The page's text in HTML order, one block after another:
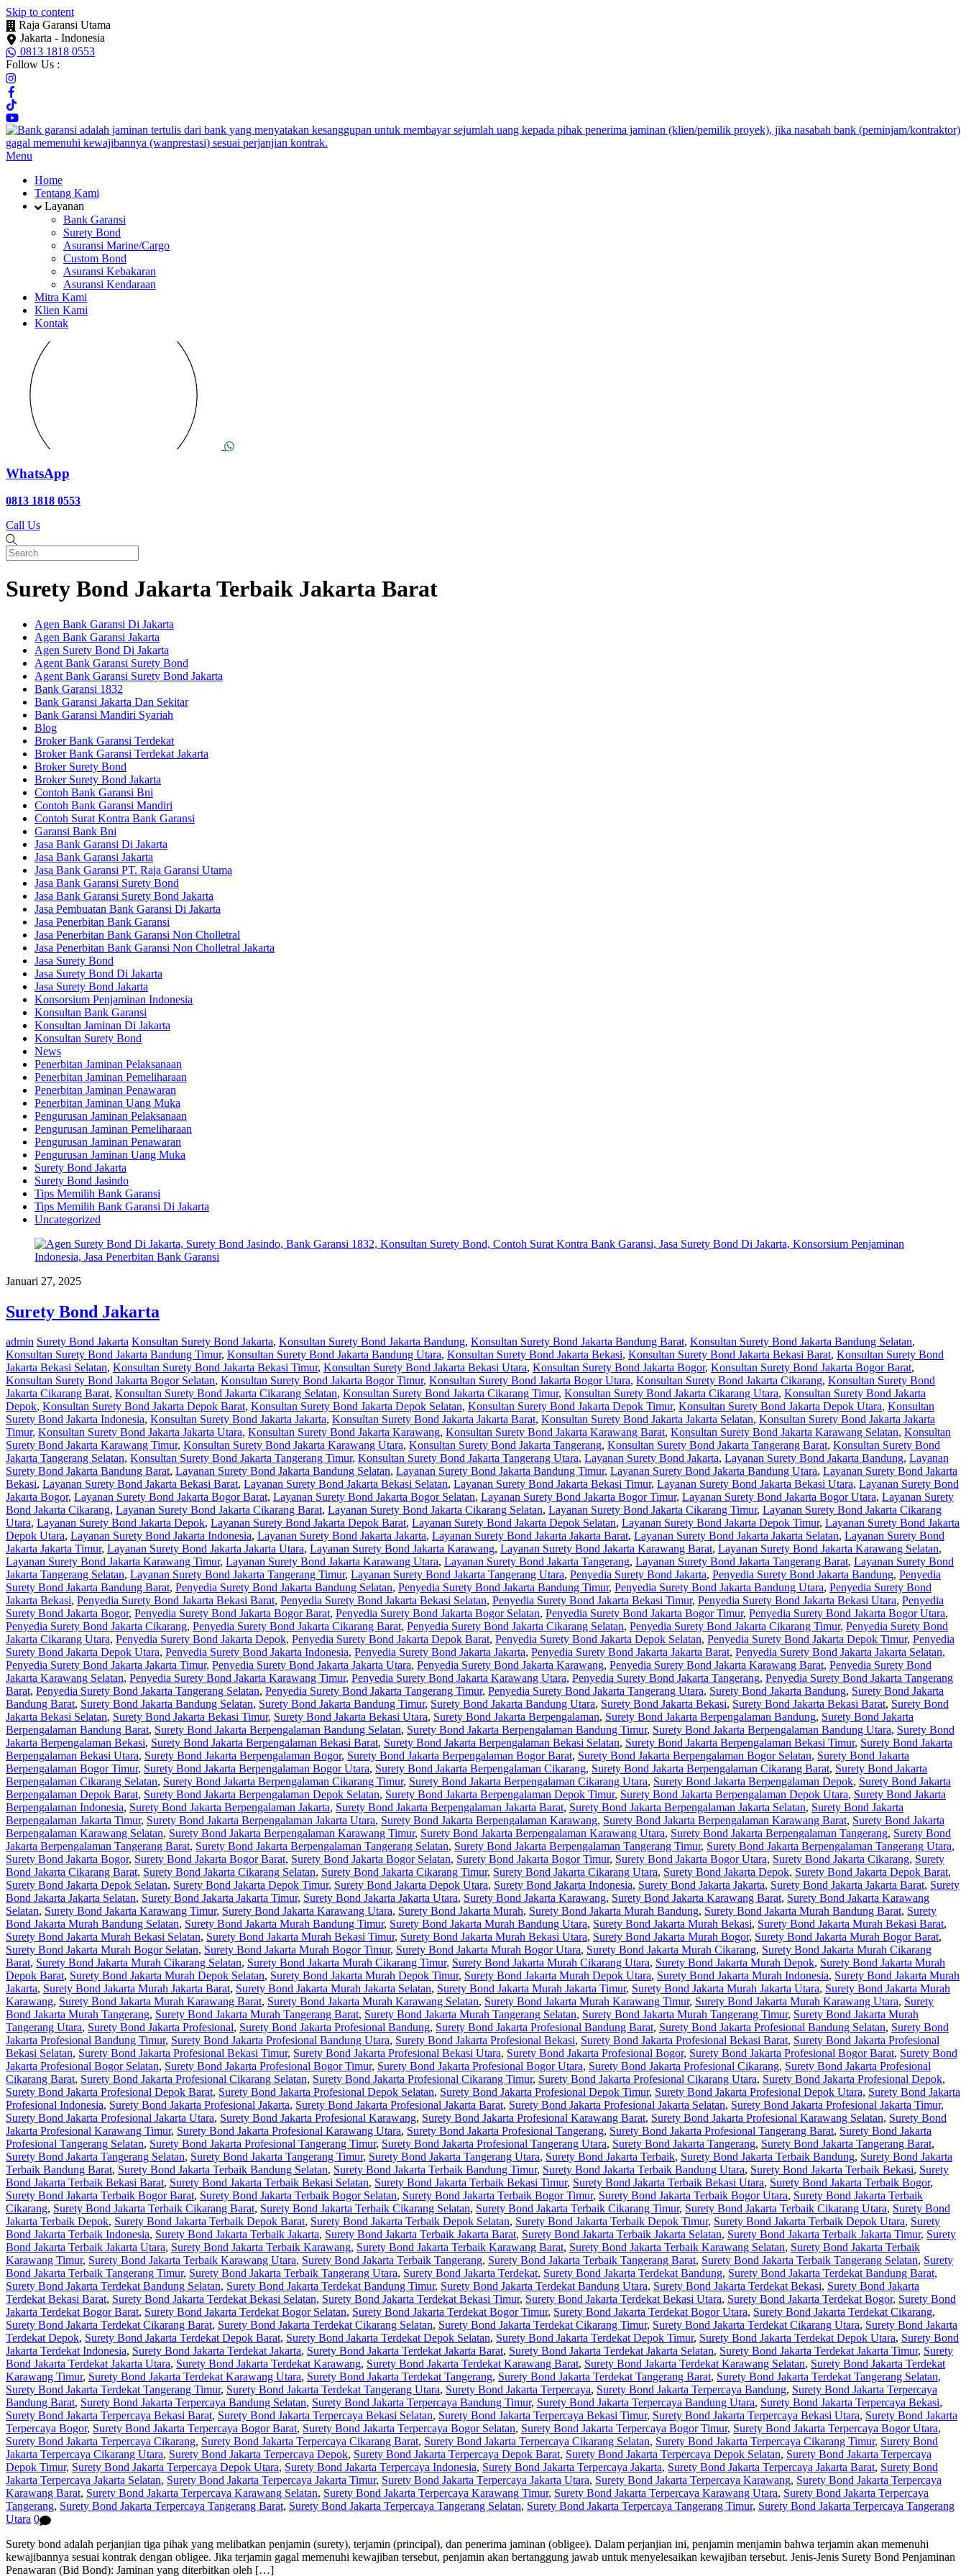
Skip to content
Raja Garansi Utama
Jakarta - Indonesia
0813 1818 0553
Follow Us :
Menu
Home
Tentang Kami
Layanan
Bank Garansi
Surety Bond
Asuransi Marine/Cargo
Custom Bond
Asuransi Kebakaran
Asuransi Kendaraan
Mitra Kami
Klien Kami
Kontak
WhatsApp
0813 1818 0553
Call Us
Surety Bond Jakarta Terbaik Jakarta Barat
Agen Bank Garansi Di Jakarta
Agen Bank Garansi Jakarta
Agen Surety Bond Di Jakarta
Agent Bank Garansi Surety Bond
Agent Bank Garansi Surety Bond Jakarta
Bank Garansi 1832
Bank Garansi Jakarta Dan Sekitar
Bank Garansi Mandiri Syariah
Blog
Broker Bank Garansi Terdekat
Broker Bank Garansi Terdekat Jakarta
Broker Surety Bond
Broker Surety Bond Jakarta
Contoh Bank Garansi Bni
Contoh Bank Garansi Mandiri
Contoh Surat Kontra Bank Garansi
Garansi Bank Bni
Jasa Bank Garansi Di Jakarta
Jasa Bank Garansi Jakarta
Jasa Bank Garansi PT. Raja Garansi Utama
Jasa Bank Garansi Surety Bond
Jasa Bank Garansi Surety Bond Jakarta
Jasa Pembuatan Bank Garansi Di Jakarta
Jasa Penerbitan Bank Garansi
Jasa Penerbitan Bank Garansi Non Cholletral
Jasa Penerbitan Bank Garansi Non Cholletral Jakarta
Jasa Surety Bond
Jasa Surety Bond Di Jakarta
Jasa Surety Bond Jakarta
Konsorsium Penjaminan Indonesia
Konsultan Bank Garansi
Konsultan Jaminan Di Jakarta
Konsultan Surety Bond
News
Penerbitan Jaminan Pelaksanaan
Penerbitan Jaminan Pemeliharaan
Penerbitan Jaminan Penawaran
Penerbitan Jaminan Uang Muka
Pengurusan Jaminan Pelaksanaan
Pengurusan Jaminan Pemeliharaan
Pengurusan Jaminan Penawaran
Pengurusan Jaminan Uang Muka
Surety Bond Jakarta
Surety Bond Jasindo
Tips Memilih Bank Garansi
Tips Memilih Bank Garansi Di Jakarta
Uncategorized
Januari 27, 2025
Surety Bond Jakarta
admin Surety Bond Jakarta Konsultan Surety Bond Jakarta, Konsultan Surety Bond Jakarta Bandung, Konsultan Surety Bond Jakarta Bandung Barat, Konsultan Surety Bond Jakarta Bandung Selatan,
Konsultan Surety Bond Jakarta Bandung Timur, Konsultan Surety Bond Jakarta Bandung Utara, Konsultan Surety Bond Jakarta Bekasi, Konsultan Surety Bond Jakarta Bekasi Barat, Konsultan Surety Bond
Jakarta Bekasi Selatan, Konsultan Surety Bond Jakarta Bekasi Timur, Konsultan Surety Bond Jakarta Bekasi Utara, Konsultan Surety Bond Jakarta Bogor, Konsultan Surety Bond Jakarta Bogor Barat,
Konsultan Surety Bond Jakarta Bogor Selatan, Konsultan Surety Bond Jakarta Bogor Timur, Konsultan Surety Bond Jakarta Bogor Utara, Konsultan Surety Bond Jakarta Cikarang, Konsultan Surety Bond
Jakarta Cikarang Barat, Konsultan Surety Bond Jakarta Cikarang Selatan, Konsultan Surety Bond Jakarta Cikarang Timur, Konsultan Surety Bond Jakarta Cikarang Utara, Konsultan Surety Bond Jakarta
Depok, Konsultan Surety Bond Jakarta Depok Barat, Konsultan Surety Bond Jakarta Depok Selatan, Konsultan Surety Bond Jakarta Depok Timur, Konsultan Surety Bond Jakarta Depok Utara, Konsultan
Surety Bond Jakarta Indonesia, Konsultan Surety Bond Jakarta Jakarta, Konsultan Surety Bond Jakarta Jakarta Barat, Konsultan Surety Bond Jakarta Jakarta Selatan, Konsultan Surety Bond Jakarta Jakarta
Timur, Konsultan Surety Bond Jakarta Jakarta Utara, Konsultan Surety Bond Jakarta Karawang, Konsultan Surety Bond Jakarta Karawang Barat, Konsultan Surety Bond Jakarta Karawang Selatan, Konsultan
Surety Bond Jakarta Karawang Timur, Konsultan Surety Bond Jakarta Karawang Utara, Konsultan Surety Bond Jakarta Tangerang, Konsultan Surety Bond Jakarta Tangerang Barat, Konsultan Surety Bond
Jakarta Tangerang Selatan, Konsultan Surety Bond Jakarta Tangerang Timur, Konsultan Surety Bond Jakarta Tangerang Utara, Layanan Surety Bond Jakarta, Layanan Surety Bond Jakarta Bandung, Layanan
Surety Bond Jakarta Bandung Barat, Layanan Surety Bond Jakarta Bandung Selatan, Layanan Surety Bond Jakarta Bandung Timur, Layanan Surety Bond Jakarta Bandung Utara, Layanan Surety Bond Jakarta
Bekasi, Layanan Surety Bond Jakarta Bekasi Barat, Layanan Surety Bond Jakarta Bekasi Selatan, Layanan Surety Bond Jakarta Bekasi Timur, Layanan Surety Bond Jakarta Bekasi Utara, Layanan Surety Bond
Jakarta Bogor, Layanan Surety Bond Jakarta Bogor Barat, Layanan Surety Bond Jakarta Bogor Selatan, Layanan Surety Bond Jakarta Bogor Timur, Layanan Surety Bond Jakarta Bogor Utara, Layanan Surety
Bond Jakarta Cikarang, Layanan Surety Bond Jakarta Cikarang Barat, Layanan Surety Bond Jakarta Cikarang Selatan, Layanan Surety Bond Jakarta Cikarang Timur, Layanan Surety Bond Jakarta Cikarang
Utara, Layanan Surety Bond Jakarta Depok, Layanan Surety Bond Jakarta Depok Barat, Layanan Surety Bond Jakarta Depok Selatan, Layanan Surety Bond Jakarta Depok Timur, Layanan Surety Bond Jakarta
Depok Utara, Layanan Surety Bond Jakarta Indonesia, Layanan Surety Bond Jakarta Jakarta, Layanan Surety Bond Jakarta Jakarta Barat, Layanan Surety Bond Jakarta Jakarta Selatan, Layanan Surety Bond
Jakarta Jakarta Timur, Layanan Surety Bond Jakarta Jakarta Utara, Layanan Surety Bond Jakarta Karawang, Layanan Surety Bond Jakarta Karawang Barat, Layanan Surety Bond Jakarta Karawang Selatan,
Layanan Surety Bond Jakarta Karawang Timur, Layanan Surety Bond Jakarta Karawang Utara, Layanan Surety Bond Jakarta Tangerang, Layanan Surety Bond Jakarta Tangerang Barat, Layanan Surety Bond
Jakarta Tangerang Selatan, Layanan Surety Bond Jakarta Tangerang Timur, Layanan Surety Bond Jakarta Tangerang Utara, Penyedia Surety Bond Jakarta, Penyedia Surety Bond Jakarta Bandung, Penyedia
Surety Bond Jakarta Bandung Barat, Penyedia Surety Bond Jakarta Bandung Selatan, Penyedia Surety Bond Jakarta Bandung Timur, Penyedia Surety Bond Jakarta Bandung Utara, Penyedia Surety Bond
Jakarta Bekasi, Penyedia Surety Bond Jakarta Bekasi Barat, Penyedia Surety Bond Jakarta Bekasi Selatan, Penyedia Surety Bond Jakarta Bekasi Timur, Penyedia Surety Bond Jakarta Bekasi Utara, Penyedia
Surety Bond Jakarta Bogor, Penyedia Surety Bond Jakarta Bogor Barat, Penyedia Surety Bond Jakarta Bogor Selatan, Penyedia Surety Bond Jakarta Bogor Timur, Penyedia Surety Bond Jakarta Bogor Utara,
Penyedia Surety Bond Jakarta Cikarang, Penyedia Surety Bond Jakarta Cikarang Barat, Penyedia Surety Bond Jakarta Cikarang Selatan, Penyedia Surety Bond Jakarta Cikarang Timur, Penyedia Surety Bond
Jakarta Cikarang Utara, Penyedia Surety Bond Jakarta Depok, Penyedia Surety Bond Jakarta Depok Barat, Penyedia Surety Bond Jakarta Depok Selatan, Penyedia Surety Bond Jakarta Depok Timur, Penyedia
Surety Bond Jakarta Depok Utara, Penyedia Surety Bond Jakarta Indonesia, Penyedia Surety Bond Jakarta Jakarta, Penyedia Surety Bond Jakarta Jakarta Barat, Penyedia Surety Bond Jakarta Jakarta Selatan,
Penyedia Surety Bond Jakarta Jakarta Timur, Penyedia Surety Bond Jakarta Jakarta Utara, Penyedia Surety Bond Jakarta Karawang, Penyedia Surety Bond Jakarta Karawang Barat, Penyedia Surety Bond
Jakarta Karawang Selatan, Penyedia Surety Bond Jakarta Karawang Timur, Penyedia Surety Bond Jakarta Karawang Utara, Penyedia Surety Bond Jakarta Tangerang, Penyedia Surety Bond Jakarta Tangerang
Barat, Penyedia Surety Bond Jakarta Tangerang Selatan, Penyedia Surety Bond Jakarta Tangerang Timur, Penyedia Surety Bond Jakarta Tangerang Utara, Surety Bond Jakarta Bandung, Surety Bond Jakarta
Bandung Barat, Surety Bond Jakarta Bandung Selatan, Surety Bond Jakarta Bandung Timur, Surety Bond Jakarta Bandung Utara, Surety Bond Jakarta Bekasi, Surety Bond Jakarta Bekasi Barat, Surety Bond
Jakarta Bekasi Selatan, Surety Bond Jakarta Bekasi Timur, Surety Bond Jakarta Bekasi Utara, Surety Bond Jakarta Berpengalaman, Surety Bond Jakarta Berpengalaman Bandung, Surety Bond Jakarta
Berpengalaman Bandung Barat, Surety Bond Jakarta Berpengalaman Bandung Selatan, Surety Bond Jakarta Berpengalaman Bandung Timur, Surety Bond Jakarta Berpengalaman Bandung Utara, Surety Bond
Jakarta Berpengalaman Bekasi, Surety Bond Jakarta Berpengalaman Bekasi Barat, Surety Bond Jakarta Berpengalaman Bekasi Selatan, Surety Bond Jakarta Berpengalaman Bekasi Timur, Surety Bond Jakarta
Berpengalaman Bekasi Utara, Surety Bond Jakarta Berpengalaman Bogor, Surety Bond Jakarta Berpengalaman Bogor Barat, Surety Bond Jakarta Berpengalaman Bogor Selatan, Surety Bond Jakarta
Berpengalaman Bogor Timur, Surety Bond Jakarta Berpengalaman Bogor Utara, Surety Bond Jakarta Berpengalaman Cikarang, Surety Bond Jakarta Berpengalaman Cikarang Barat, Surety Bond Jakarta
Berpengalaman Cikarang Selatan, Surety Bond Jakarta Berpengalaman Cikarang Timur, Surety Bond Jakarta Berpengalaman Cikarang Utara, Surety Bond Jakarta Berpengalaman Depok, Surety Bond Jakarta
Berpengalaman Depok Barat, Surety Bond Jakarta Berpengalaman Depok Selatan, Surety Bond Jakarta Berpengalaman Depok Timur, Surety Bond Jakarta Berpengalaman Depok Utara, Surety Bond Jakarta
Berpengalaman Indonesia, Surety Bond Jakarta Berpengalaman Jakarta, Surety Bond Jakarta Berpengalaman Jakarta Barat, Surety Bond Jakarta Berpengalaman Jakarta Selatan, Surety Bond Jakarta
Berpengalaman Jakarta Timur, Surety Bond Jakarta Berpengalaman Jakarta Utara, Surety Bond Jakarta Berpengalaman Karawang, Surety Bond Jakarta Berpengalaman Karawang Barat, Surety Bond Jakarta
Berpengalaman Karawang Selatan, Surety Bond Jakarta Berpengalaman Karawang Timur, Surety Bond Jakarta Berpengalaman Karawang Utara, Surety Bond Jakarta Berpengalaman Tangerang, Surety Bond
Jakarta Berpengalaman Tangerang Barat, Surety Bond Jakarta Berpengalaman Tangerang Selatan, Surety Bond Jakarta Berpengalaman Tangerang Timur, Surety Bond Jakarta Berpengalaman Tangerang Utara,
Surety Bond Jakarta Bogor, Surety Bond Jakarta Bogor Barat, Surety Bond Jakarta Bogor Selatan, Surety Bond Jakarta Bogor Timur, Surety Bond Jakarta Bogor Utara, Surety Bond Jakarta Cikarang, Surety
Bond Jakarta Cikarang Barat, Surety Bond Jakarta Cikarang Selatan, Surety Bond Jakarta Cikarang Timur, Surety Bond Jakarta Cikarang Utara, Surety Bond Jakarta Depok, Surety Bond Jakarta Depok Barat,
Surety Bond Jakarta Depok Selatan, Surety Bond Jakarta Depok Timur, Surety Bond Jakarta Depok Utara, Surety Bond Jakarta Indonesia, Surety Bond Jakarta Jakarta, Surety Bond Jakarta Jakarta Barat, Surety
Bond Jakarta Jakarta Selatan, Surety Bond Jakarta Jakarta Timur, Surety Bond Jakarta Jakarta Utara, Surety Bond Jakarta Karawang, Surety Bond Jakarta Karawang Barat, Surety Bond Jakarta Karawang
Selatan, Surety Bond Jakarta Karawang Timur, Surety Bond Jakarta Karawang Utara, Surety Bond Jakarta Murah, Surety Bond Jakarta Murah Bandung, Surety Bond Jakarta Murah Bandung Barat, Surety
Bond Jakarta Murah Bandung Selatan, Surety Bond Jakarta Murah Bandung Timur, Surety Bond Jakarta Murah Bandung Utara, Surety Bond Jakarta Murah Bekasi, Surety Bond Jakarta Murah Bekasi Barat,
Surety Bond Jakarta Murah Bekasi Selatan, Surety Bond Jakarta Murah Bekasi Timur, Surety Bond Jakarta Murah Bekasi Utara, Surety Bond Jakarta Murah Bogor, Surety Bond Jakarta Murah Bogor Barat,
Surety Bond Jakarta Murah Bogor Selatan, Surety Bond Jakarta Murah Bogor Timur, Surety Bond Jakarta Murah Bogor Utara, Surety Bond Jakarta Murah Cikarang, Surety Bond Jakarta Murah Cikarang
Barat, Surety Bond Jakarta Murah Cikarang Selatan, Surety Bond Jakarta Murah Cikarang Timur, Surety Bond Jakarta Murah Cikarang Utara, Surety Bond Jakarta Murah Depok, Surety Bond Jakarta Murah
Depok Barat, Surety Bond Jakarta Murah Depok Selatan, Surety Bond Jakarta Murah Depok Timur, Surety Bond Jakarta Murah Depok Utara, Surety Bond Jakarta Murah Indonesia, Surety Bond Jakarta Murah
Jakarta, Surety Bond Jakarta Murah Jakarta Barat, Surety Bond Jakarta Murah Jakarta Selatan, Surety Bond Jakarta Murah Jakarta Timur, Surety Bond Jakarta Murah Jakarta Utara, Surety Bond Jakarta Murah
Karawang, Surety Bond Jakarta Murah Karawang Barat, Surety Bond Jakarta Murah Karawang Selatan, Surety Bond Jakarta Murah Karawang Timur, Surety Bond Jakarta Murah Karawang Utara, Surety
Bond Jakarta Murah Tangerang, Surety Bond Jakarta Murah Tangerang Barat, Surety Bond Jakarta Murah Tangerang Selatan, Surety Bond Jakarta Murah Tangerang Timur, Surety Bond Jakarta Murah
Tangerang Utara, Surety Bond Jakarta Profesional, Surety Bond Jakarta Profesional Bandung, Surety Bond Jakarta Profesional Bandung Barat, Surety Bond Jakarta Profesional Bandung Selatan, Surety Bond
Jakarta Profesional Bandung Timur, Surety Bond Jakarta Profesional Bandung Utara, Surety Bond Jakarta Profesional Bekasi, Surety Bond Jakarta Profesional Bekasi Barat, Surety Bond Jakarta Profesional
Bekasi Selatan, Surety Bond Jakarta Profesional Bekasi Timur, Surety Bond Jakarta Profesional Bekasi Utara, Surety Bond Jakarta Profesional Bogor, Surety Bond Jakarta Profesional Bogor Barat, Surety Bond
Jakarta Profesional Bogor Selatan, Surety Bond Jakarta Profesional Bogor Timur, Surety Bond Jakarta Profesional Bogor Utara, Surety Bond Jakarta Profesional Cikarang, Surety Bond Jakarta Profesional
Cikarang Barat, Surety Bond Jakarta Profesional Cikarang Selatan, Surety Bond Jakarta Profesional Cikarang Timur, Surety Bond Jakarta Profesional Cikarang Utara, Surety Bond Jakarta Profesional Depok,
Surety Bond Jakarta Profesional Depok Barat, Surety Bond Jakarta Profesional Depok Selatan, Surety Bond Jakarta Profesional Depok Timur, Surety Bond Jakarta Profesional Depok Utara, Surety Bond Jakarta
Profesional Indonesia, Surety Bond Jakarta Profesional Jakarta, Surety Bond Jakarta Profesional Jakarta Barat, Surety Bond Jakarta Profesional Jakarta Selatan, Surety Bond Jakarta Profesional Jakarta Timur,
Surety Bond Jakarta Profesional Jakarta Utara, Surety Bond Jakarta Profesional Karawang, Surety Bond Jakarta Profesional Karawang Barat, Surety Bond Jakarta Profesional Karawang Selatan, Surety Bond
Jakarta Profesional Karawang Timur, Surety Bond Jakarta Profesional Karawang Utara, Surety Bond Jakarta Profesional Tangerang, Surety Bond Jakarta Profesional Tangerang Barat, Surety Bond Jakarta
Profesional Tangerang Selatan, Surety Bond Jakarta Profesional Tangerang Timur, Surety Bond Jakarta Profesional Tangerang Utara, Surety Bond Jakarta Tangerang, Surety Bond Jakarta Tangerang Barat,
Surety Bond Jakarta Tangerang Selatan, Surety Bond Jakarta Tangerang Timur, Surety Bond Jakarta Tangerang Utara, Surety Bond Jakarta Terbaik, Surety Bond Jakarta Terbaik Bandung, Surety Bond Jakarta
Terbaik Bandung Barat, Surety Bond Jakarta Terbaik Bandung Selatan, Surety Bond Jakarta Terbaik Bandung Timur, Surety Bond Jakarta Terbaik Bandung Utara, Surety Bond Jakarta Terbaik Bekasi, Surety
Bond Jakarta Terbaik Bekasi Barat, Surety Bond Jakarta Terbaik Bekasi Selatan, Surety Bond Jakarta Terbaik Bekasi Timur, Surety Bond Jakarta Terbaik Bekasi Utara, Surety Bond Jakarta Terbaik Bogor,
Surety Bond Jakarta Terbaik Bogor Barat, Surety Bond Jakarta Terbaik Bogor Selatan, Surety Bond Jakarta Terbaik Bogor Timur, Surety Bond Jakarta Terbaik Bogor Utara, Surety Bond Jakarta Terbaik
Cikarang, Surety Bond Jakarta Terbaik Cikarang Barat, Surety Bond Jakarta Terbaik Cikarang Selatan, Surety Bond Jakarta Terbaik Cikarang Timur, Surety Bond Jakarta Terbaik Cikarang Utara, Surety Bond
Jakarta Terbaik Depok, Surety Bond Jakarta Terbaik Depok Barat, Surety Bond Jakarta Terbaik Depok Selatan, Surety Bond Jakarta Terbaik Depok Timur, Surety Bond Jakarta Terbaik Depok Utara, Surety
Bond Jakarta Terbaik Indonesia, Surety Bond Jakarta Terbaik Jakarta, Surety Bond Jakarta Terbaik Jakarta Barat, Surety Bond Jakarta Terbaik Jakarta Selatan, Surety Bond Jakarta Terbaik Jakarta Timur, Surety
Bond Jakarta Terbaik Jakarta Utara, Surety Bond Jakarta Terbaik Karawang, Surety Bond Jakarta Terbaik Karawang Barat, Surety Bond Jakarta Terbaik Karawang Selatan, Surety Bond Jakarta Terbaik
Karawang Timur, Surety Bond Jakarta Terbaik Karawang Utara, Surety Bond Jakarta Terbaik Tangerang, Surety Bond Jakarta Terbaik Tangerang Barat, Surety Bond Jakarta Terbaik Tangerang Selatan, Surety
Bond Jakarta Terbaik Tangerang Timur, Surety Bond Jakarta Terbaik Tangerang Utara, Surety Bond Jakarta Terdekat, Surety Bond Jakarta Terdekat Bandung, Surety Bond Jakarta Terdekat Bandung Barat,
Surety Bond Jakarta Terdekat Bandung Selatan, Surety Bond Jakarta Terdekat Bandung Timur, Surety Bond Jakarta Terdekat Bandung Utara, Surety Bond Jakarta Terdekat Bekasi, Surety Bond Jakarta
Terdekat Bekasi Barat, Surety Bond Jakarta Terdekat Bekasi Selatan, Surety Bond Jakarta Terdekat Bekasi Timur, Surety Bond Jakarta Terdekat Bekasi Utara, Surety Bond Jakarta Terdekat Bogor, Surety Bond
Jakarta Terdekat Bogor Barat, Surety Bond Jakarta Terdekat Bogor Selatan, Surety Bond Jakarta Terdekat Bogor Timur, Surety Bond Jakarta Terdekat Bogor Utara, Surety Bond Jakarta Terdekat Cikarang,
Surety Bond Jakarta Terdekat Cikarang Barat, Surety Bond Jakarta Terdekat Cikarang Selatan, Surety Bond Jakarta Terdekat Cikarang Timur, Surety Bond Jakarta Terdekat Cikarang Utara, Surety Bond Jakarta
Terdekat Depok, Surety Bond Jakarta Terdekat Depok Barat, Surety Bond Jakarta Terdekat Depok Selatan, Surety Bond Jakarta Terdekat Depok Timur, Surety Bond Jakarta Terdekat Depok Utara, Surety Bond
Jakarta Terdekat Indonesia, Surety Bond Jakarta Terdekat Jakarta, Surety Bond Jakarta Terdekat Jakarta Barat, Surety Bond Jakarta Terdekat Jakarta Selatan, Surety Bond Jakarta Terdekat Jakarta Timur, Surety
Bond Jakarta Terdekat Jakarta Utara, Surety Bond Jakarta Terdekat Karawang, Surety Bond Jakarta Terdekat Karawang Barat, Surety Bond Jakarta Terdekat Karawang Selatan, Surety Bond Jakarta Terdekat
Karawang Timur, Surety Bond Jakarta Terdekat Karawang Utara, Surety Bond Jakarta Terdekat Tangerang, Surety Bond Jakarta Terdekat Tangerang Barat, Surety Bond Jakarta Terdekat Tangerang Selatan,
Surety Bond Jakarta Terdekat Tangerang Timur, Surety Bond Jakarta Terdekat Tangerang Utara, Surety Bond Jakarta Terpercaya, Surety Bond Jakarta Terpercaya Bandung, Surety Bond Jakarta Terpercaya
Bandung Barat, Surety Bond Jakarta Terpercaya Bandung Selatan, Surety Bond Jakarta Terpercaya Bandung Timur, Surety Bond Jakarta Terpercaya Bandung Utara, Surety Bond Jakarta Terpercaya Bekasi,
Surety Bond Jakarta Terpercaya Bekasi Barat, Surety Bond Jakarta Terpercaya Bekasi Selatan, Surety Bond Jakarta Terpercaya Bekasi Timur, Surety Bond Jakarta Terpercaya Bekasi Utara, Surety Bond Jakarta
Terpercaya Bogor, Surety Bond Jakarta Terpercaya Bogor Barat, Surety Bond Jakarta Terpercaya Bogor Selatan, Surety Bond Jakarta Terpercaya Bogor Timur, Surety Bond Jakarta Terpercaya Bogor Utara,
Surety Bond Jakarta Terpercaya Cikarang, Surety Bond Jakarta Terpercaya Cikarang Barat, Surety Bond Jakarta Terpercaya Cikarang Selatan, Surety Bond Jakarta Terpercaya Cikarang Timur, Surety Bond
Jakarta Terpercaya Cikarang Utara, Surety Bond Jakarta Terpercaya Depok, Surety Bond Jakarta Terpercaya Depok Barat, Surety Bond Jakarta Terpercaya Depok Selatan, Surety Bond Jakarta Terpercaya
Depok Timur, Surety Bond Jakarta Terpercaya Depok Utara, Surety Bond Jakarta Terpercaya Indonesia, Surety Bond Jakarta Terpercaya Jakarta, Surety Bond Jakarta Terpercaya Jakarta Barat, Surety Bond
Jakarta Terpercaya Jakarta Selatan, Surety Bond Jakarta Terpercaya Jakarta Timur, Surety Bond Jakarta Terpercaya Jakarta Utara, Surety Bond Jakarta Terpercaya Karawang, Surety Bond Jakarta Terpercaya
Karawang Barat, Surety Bond Jakarta Terpercaya Karawang Selatan, Surety Bond Jakarta Terpercaya Karawang Timur, Surety Bond Jakarta Terpercaya Karawang Utara, Surety Bond Jakarta Terpercaya
Tangerang, Surety Bond Jakarta Terpercaya Tangerang Barat, Surety Bond Jakarta Terpercaya Tangerang Selatan, Surety Bond Jakarta Terpercaya Tangerang Timur, Surety Bond Jakarta Terpercaya Tangerang
Utara 0
Surety bond adalah perjanjian tiga pihak yang melibatkan penjamin (surety), terjamin (principal), dan penerima jaminan (obligee). Dalam perjanjian ini, penjamin menjamin bahwa terjamin akan memenuhi
kewajibannya sesuai kontrak dengan obligee. Jika terjamin gagal memenuhi kewajiban tersebut, penjamin akan bertanggung jawab untuk menyelesaikan kewajiban tersebut. Jenis-Jenis Surety Bond Penjaminan
Penawaran (Bid Bond): Jaminan yang diterbitkan oleh […]